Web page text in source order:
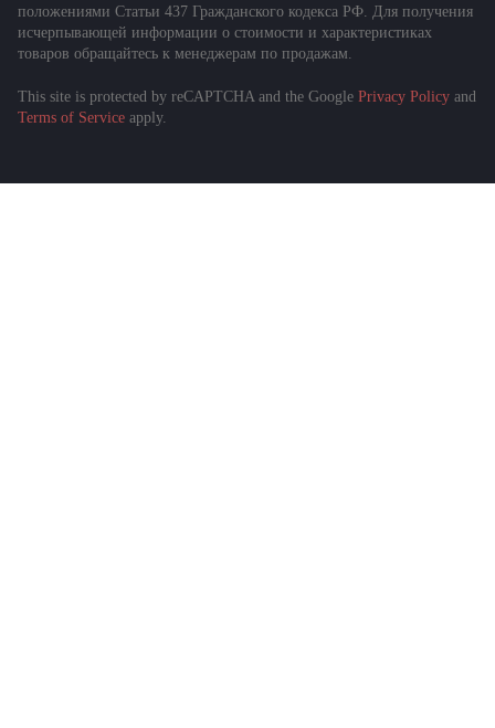
положениями Статьи 437 Гражданского кодекса РФ. Для получения
исчерпывающей информации о стоимости и характеристиках
товаров обращайтесь к менеджерам по продажам.
This site is protected by reCAPTCHA and the Google Privacy Policy and
Terms of Service apply.
Подобрать спецтехнику
за 1 минуту